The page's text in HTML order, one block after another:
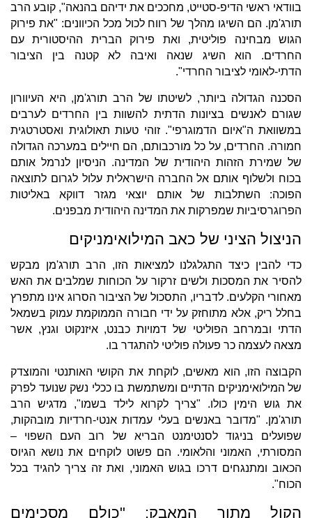
בוודאי ראשי הדיפ-סטייט, מחככים את ידיהם בהנאה", קובע הרב
תורג'מן. הם השיגו מהלך של רווח לכול מכל הכיוונים: "את פירוק
הגוש מבחינה פוליטית, ואת פירוק הברית ההיסטורית עם
החרדים. הוא השיג שנאה ואיבה לא קטנה בין הציבור
הדתי-לאומי לציבור החרדי".
הסכנה הגדולה ביותר, לשיטתו של הרב תורג'מן, היא העיוורון
שגורם לאנשים בציונות הדתית להשוות בין החרדים לערבים
במשוואת ה"איום הדמוגרפי". זוהי טעות תאולוגית ואסטרטגית
חמורה. החרדים, על כל מורכבותם, הם חיילים במערכה הגדולה
של שמירת הזהות היהודית של המדינה. הניסיון לנרמל אותם
בכוח ולשלוף אותם אל החברה הישראלית עלול לגרום לתוצאה
הפוכה: השתלבות של אותם יוצאי מגזר דווקא באליטות
הפרוגרסיביות שמפרקות את המדינה היהודית מבפנים.
הניצול הציני של כאב המילואימניקים
​כדי להבין כיצד התגלגלנו למציאות הזו, הרב תורג'מן מבקש
להסיר את המסכות ולשים זרקור על הכוחות שמלבים את האש
מאחורי הקלעים. לדבריו, התסכול של הציבור הסרוג אינו מתפרץ
בחלל ריק, אלא מתוחזק על ידי חבורה הממוקמת עמוק בשמאל
הדתי ובמרחב הפוליטי של דמויות כבנט, איזנקוט וגנץ, אשר
מצאה לעצמה כר פעולה פוליטי להתגדר בו.
​הקבוצה הזו, הוא מאשים, לוקחת את הקושי האותנטי והמוצדק
של המילואימניקים הדתיים ומשתמשת בו ככלי נשק שנועד לפרק
את גוש הימין כולו. "צריך לקרוא לילד בשמו", מדגיש הרב
תורג'מן. "מדובר באנשים בעלי עמדות אנטי-חרדיות מובהקות,
שפועלים בניגוד לסנטימנט הבריא של רוב העם השפוי –
המסורתי, האמוני והלאומי. הם פשוט לוקחים את נושא הגיוס
הכאוב ומתנגחים דרכו בגוש האמוני, ואת זה צריך להגיד בכל
הכוח".
הקול מתוך המאבק: "כולם מסכימים